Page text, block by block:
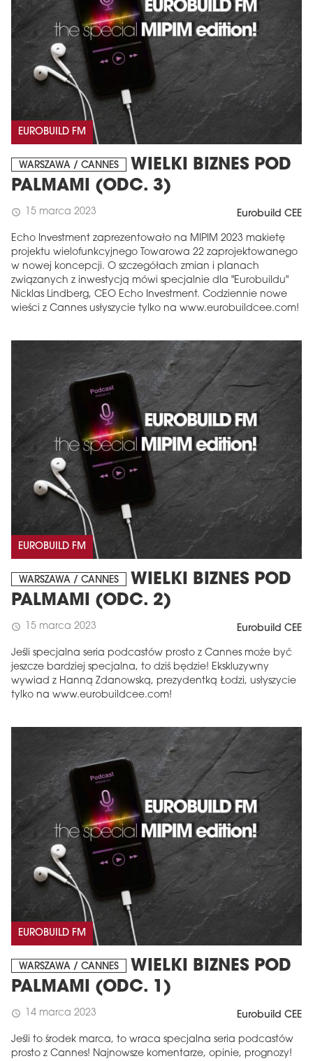
EUROBUILD FM
WARSZAWA / CANNES
WIELKI BIZNES POD
PALMAMI (ODC. 3)
schedule 15 marca 2023 Eurobuild CEE
Echo Investment zaprezentowało na MIPIM 2023 makietę
projektu wielofunkcyjnego Towarowa 22 zaprojektowanego
w nowej koncepcji. O szczegółach zmian i planach
związanych z inwestycją mówi specjalnie dla "Eurobuildu"
Nicklas Lindberg, CEO Echo Investment. Codziennie nowe
wieści z Cannes usłyszycie tylko na www.eurobuildcee.com!
EUROBUILD FM
WARSZAWA / CANNES
WIELKI BIZNES POD
PALMAMI (ODC. 2)
schedule 15 marca 2023 Eurobuild CEE
Jeśli specjalna seria podcastów prosto z Cannes może być
jeszcze bardziej specjalna, to dziś będzie! Ekskluzywny
wywiad z Hanną Zdanowską, prezydentką Łodzi, usłyszycie
tylko na www.eurobuildcee.com!
EUROBUILD FM
WARSZAWA / CANNES
WIELKI BIZNES POD
PALMAMI (ODC. 1)
schedule 14 marca 2023 Eurobuild CEE
Jeśli to środek marca, to wraca specjalna seria podcastów
prosto z Cannes! Najnowsze komentarze, opinie, prognozy!